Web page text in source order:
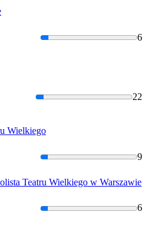
6
22
Wielkiego
9
Teatru Wielkiego w Warszawie
6